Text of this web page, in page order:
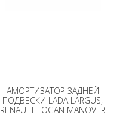
АМОРТИЗАТОР ЗАДНЕЙ
ПОДВЕСКИ LADA LARGUS,
RENAULT LOGAN MANOVER